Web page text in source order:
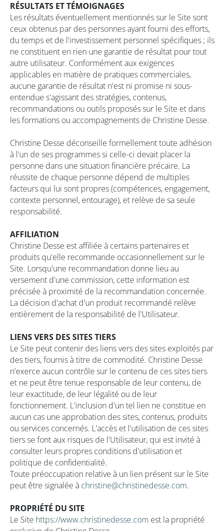
RÉSULTATS ET TÉMOIGNAGES
Les résultats éventuellement mentionnés sur le Site sont
ceux obtenus par des personnes ayant fourni des efforts,
du temps et de l'investissement personnel spécifiques ; ils
ne constituent en rien une garantie de résultat pour tout
autre utilisateur. Conformément aux exigences
applicables en matière de pratiques commerciales,
aucune garantie de résultat n'est ni promise ni sous-
entendue s'agissant des stratégies, contenus,
recommandations ou outils proposés sur le Site et dans
les formations ou accompagnements de Christine Desse.
Christine Desse déconseille formellement toute adhésion
à l'un de ses programmes si celle-ci devait placer la
personne dans une situation financière précaire. La
réussite de chaque personne dépend de multiples
facteurs qui lui sont propres (compétences, engagement,
contexte personnel, entourage), et relève de sa seule
responsabilité.
AFFILIATION
Christine Desse est affiliée à certains partenaires et
produits qu'elle recommande occasionnellement sur le
Site. Lorsqu'une recommandation donne lieu au
versement d'une commission, cette information est
précisée à proximité de la recommandation concernée.
La décision d'achat d'un produit recommandé relève
entièrement de la responsabilité de l'Utilisateur.
LIENS VERS DES SITES TIERS
Le Site peut contenir des liens vers des sites exploités par
des tiers, fournis à titre de commodité. Christine Desse
n'exerce aucun contrôle sur le contenu de ces sites tiers
et ne peut être tenue responsable de leur contenu, de
leur exactitude, de leur légalité ou de leur
fonctionnement. L'inclusion d'un tel lien ne constitue en
aucun cas une approbation des sites, contenus, produits
ou services concernés. L'accès et l'utilisation de ces sites
tiers se font aux risques de l'Utilisateur, qui est invité à
consulter leurs propres conditions d'utilisation et
politique de confidentialité.
Toute préoccupation relative à un lien présent sur le Site
peut être signalée à christine@christinedesse.com.
PROPRIÉTÉ DU SITE
Le Site https://www.christinedesse.com est la propriété